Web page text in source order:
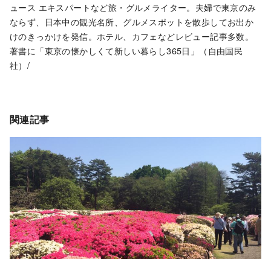
ュース エキスパートなど旅・グルメライター。夫婦で東京のみ
ならず、日本中の観光名所、グルメスポットを散歩してお出か
けのきっかけを発信。ホテル、カフェなどレビュー記事多数。
著書に「東京の懐かしくて新しい暮らし365日」（自由国民
社）/
関連記事